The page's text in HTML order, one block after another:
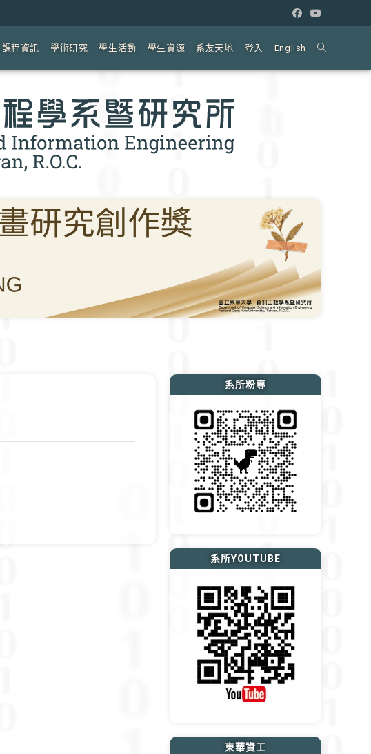
課程資訊 學術研究 學生活動 學生資源 系友天地 登入 English Toggle
系所粉專
系所YOUTUBE
東華資工